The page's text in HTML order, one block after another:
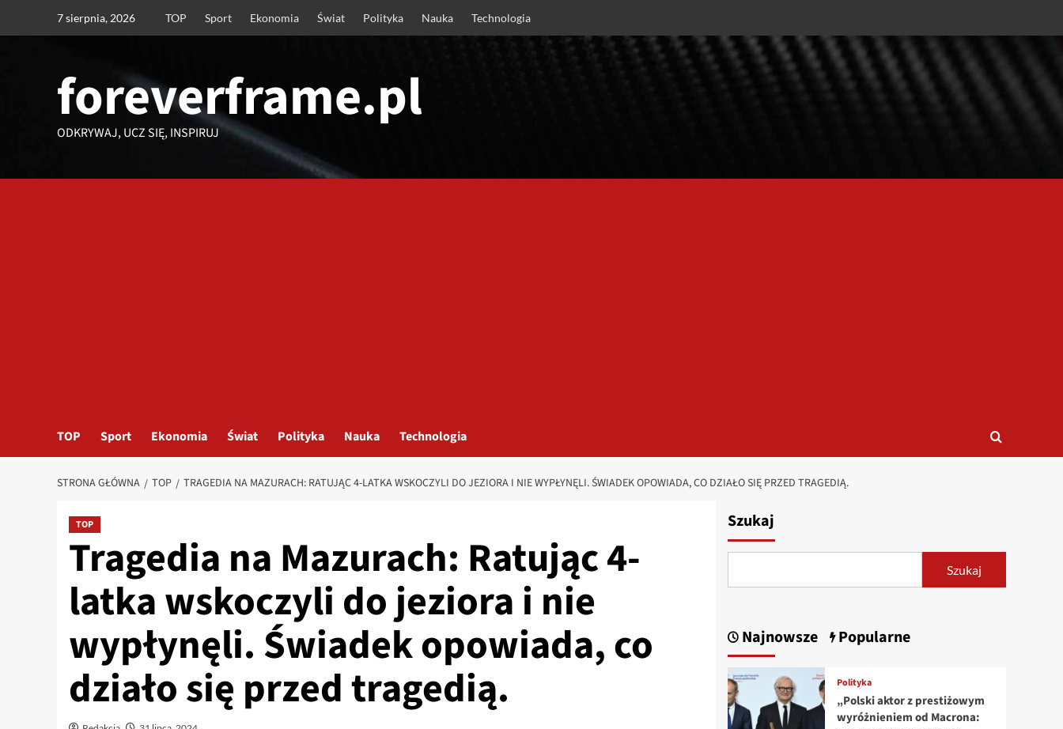
7 sierpnia, 2026 TOP Sport Ekonomia Świat Polityka Nauka Technologia
foreverframe.pl
ODKRYWAJ, UCZ SIĘ, INSPIRUJ
TOP Sport Ekonomia Świat Polityka Nauka Technologia
STRONA GŁÓWNA TOP TRAGEDIA NA MAZURACH: RATUJĄC 4-LATKA WSKOCZYLI DO JEZIORA I NIE WYPŁYNĘLI. ŚWIADEK OPOWIADA, CO DZIAŁO SIĘ PRZED TRAGEDIĄ.
TOP
Tragedia na Mazurach: Ratując 4-
latka wskoczyli do jeziora i nie
wypłynęli. Świadek opowiada, co
działo się przed tragedią.
Szukaj
Szukaj
Najnowsze Popularne
Polityka
„Polski aktor z prestiżowym
wyróżnieniem od Macrona: